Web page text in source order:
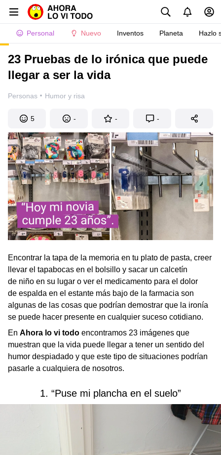
Personal Nuevo Inventos Planeta Hazlo
23 Pruebas de lo irónica que puede
llegar a ser la vida
Personas · Humor y risa
5 - - -
Encontrar la tapa de la memoria en tu plato de pasta, creer
llevar el tapabocas en el bolsillo y sacar un calcetín
de niño en su lugar o ver el medicamento para el dolor
de espalda en el estante más bajo de la farmacia son
algunas de las cosas que podrían demostrar que la ironía
se puede hacer presente en cualquier suceso cotidiano.
En Ahora lo vi todo encontramos 23 imágenes que
muestran que la vida puede llegar a tener un sentido del
humor despiadado y que este tipo de situaciones podrían
pasarle a cualquiera de nosotros.
1. “Puse mi plancha en el suelo”